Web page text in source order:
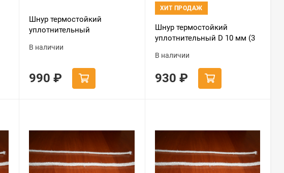
Шнур термостойкий
уплотнительный
метра) черный
В наличии
990 ₽
ХИТ ПРОДАЖ
Шнур термостойкий
уплотнительный D 10 мм (3
В наличии
930 ₽